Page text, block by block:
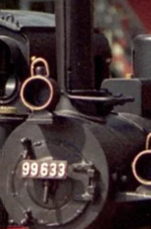
1 Beitrag
1 Beitrag
1 Beitrag
1 Beitrag
1 Beitrag
(1)1 Beitrag
1 Beitrag
2 Beiträge
(1) 1 Beitrag